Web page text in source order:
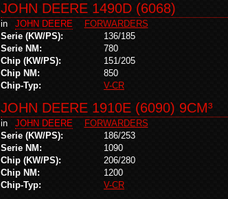
JOHN DEERE 1490D (6068)
in JOHN DEERE
FORWARDERS
Serie (KW/PS):
136/185
Serie NM:
780
Chip (KW/PS):
151/205
Chip NM:
850
Chip-Typ:
V-CR
JOHN DEERE 1910E (6090) 9CM³
in JOHN DEERE
FORWARDERS
Serie (KW/PS):
186/253
Serie NM:
1090
Chip (KW/PS):
206/280
Chip NM:
1200
Chip-Typ:
V-CR